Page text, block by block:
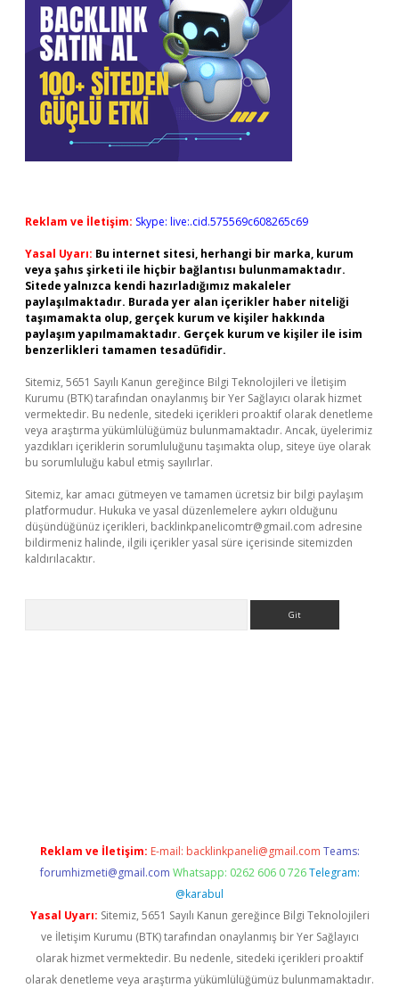
Reklam ve İletişim: Skype: live:.cid.575569c608265c69
Yasal Uyarı: Bu internet sitesi, herhangi bir marka, kurum
veya şahıs şirketi ile hiçbir bağlantısı bulunmamaktadır.
Sitede yalnızca kendi hazırladığımız makaleler
paylaşılmaktadır. Burada yer alan içerikler haber niteliği
taşımamakta olup, gerçek kurum ve kişiler hakkında
paylaşım yapılmamaktadır. Gerçek kurum ve kişiler ile isim
benzerlikleri tamamen tesadüfidir.
Sitemiz, 5651 Sayılı Kanun gereğince Bilgi Teknolojileri ve İletişim
Kurumu (BTK) tarafından onaylanmış bir Yer Sağlayıcı olarak hizmet
vermektedir. Bu nedenle, sitedeki içerikleri proaktif olarak denetleme
veya araştırma yükümlülüğümüz bulunmamaktadır. Ancak, üyelerimiz
yazdıkları içeriklerin sorumluluğunu taşımakta olup, siteye üye olarak
bu sorumluluğu kabul etmiş sayılırlar.
Sitemiz, kar amacı gütmeyen ve tamamen ücretsiz bir bilgi paylaşım
platformudur. Hukuka ve yasal düzenlemelere aykırı olduğunu
düşündüğünüz içerikleri, backlinkpanelicomtr@gmail.com adresine
bildirmeniz halinde, ilgili içerikler yasal süre içerisinde sitemizden
kaldırılacaktır.
Reklam ve İletişim: E-mail: backlinkpaneli@gmail.com Teams:
forumhizmeti@gmail.com Whatsapp: 0262 606 0 726 Telegram:
@karabul
Yasal Uyarı: Sitemiz, 5651 Sayılı Kanun gereğince Bilgi Teknolojileri
ve İletişim Kurumu (BTK) tarafından onaylanmış bir Yer Sağlayıcı
olarak hizmet vermektedir. Bu nedenle, sitedeki içerikleri proaktif
olarak denetleme veya araştırma yükümlülüğümüz bulunmamaktadır.